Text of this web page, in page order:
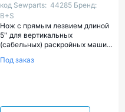
код Sewparts: 44285 Бренд:
B+S
Нож с прямым лезвием длиной
5'' для вертикальных
(сабельных) раскройных машин
Под заказ